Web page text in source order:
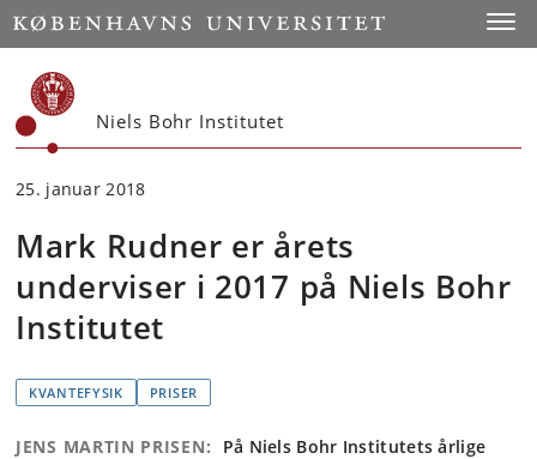
Start
Niels Bohr Institutet
25. januar 2018
Mark Rudner er årets
underviser i 2017 på Niels Bohr
Institutet
KVANTEFYSIK PRISER
JENS MARTIN PRISEN:
På Niels Bohr Institutets årlige